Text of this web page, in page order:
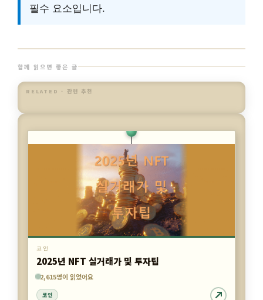
필수 요소입니다.
함께 읽으면 좋은 글
RELATED · 관련 추천
5,819명이 읽었어요
2,615명이 읽었어요
코인
코인 신규상장, 2025년 하반기 일정 완벽정리
4,199명이 읽었어요
코인